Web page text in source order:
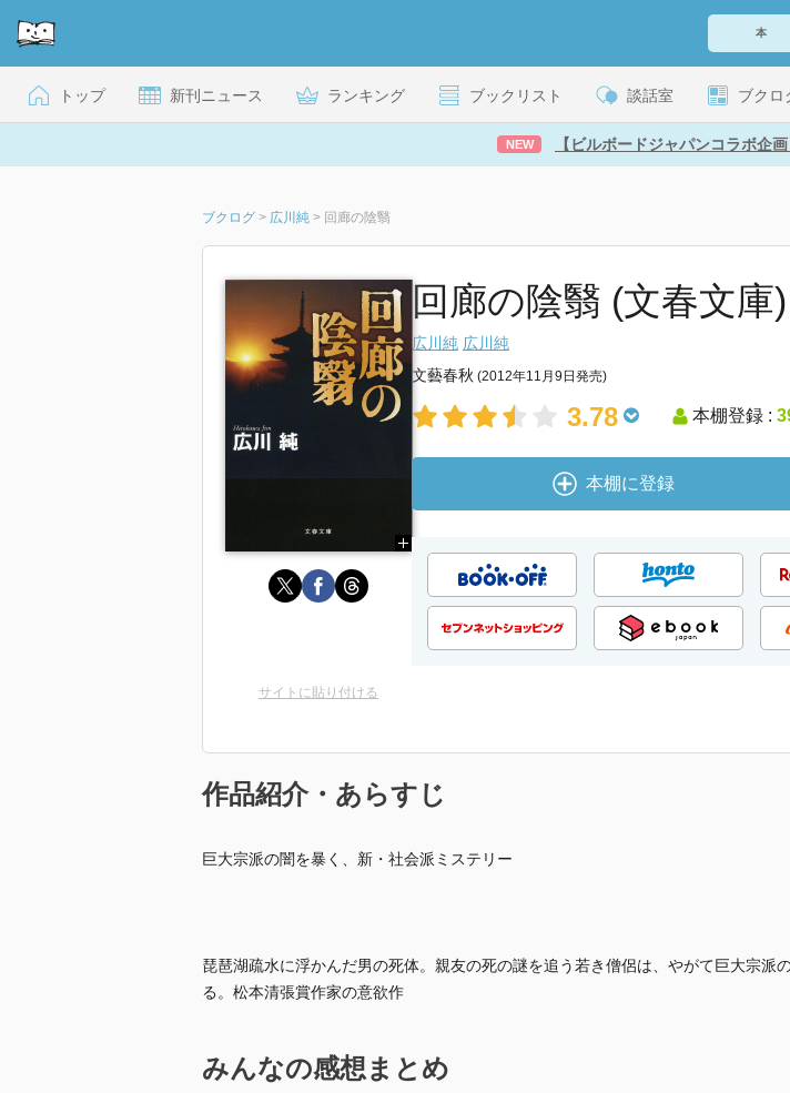
トップ 新刊ニュース ランキング ブックリスト 談話室 ブクロ
NEW 【ビルボードジャパンコラボ企
ブクログ > 広川純 > 回廊の陰翳
回廊の陰翳 (文春文庫)
広川純 広川純
文藝春秋 (2012年11月9日発売)
3.78 本棚登録 :
本棚に登録
サイトに貼り付ける
作品紹介・あらすじ
巨大宗派の闇を暴く、新・社会派ミステリー
琵琶湖疏水に浮かんだ男の死体。親友の死の謎を追う若き僧侶は、やがて巨大宗派
る。松本清張賞作家の意欲作
みんなの感想まとめ